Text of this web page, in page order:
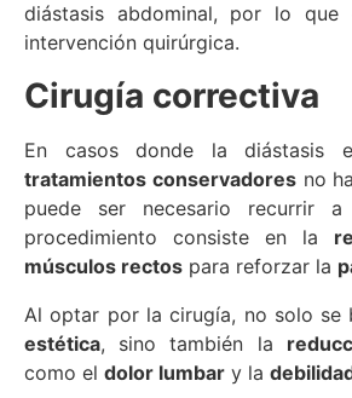
diástasis abdominal, por lo que
intervención quirúrgica.
Cirugía correctiva
En casos donde la diástasis
tratamientos conservadoresno
puede ser necesario recurrir
procedimiento consiste en la
músculos rectos para reforzar la
Al optar por la cirugía, no solo se
estética, sino también la
como el dolor lumbar y la